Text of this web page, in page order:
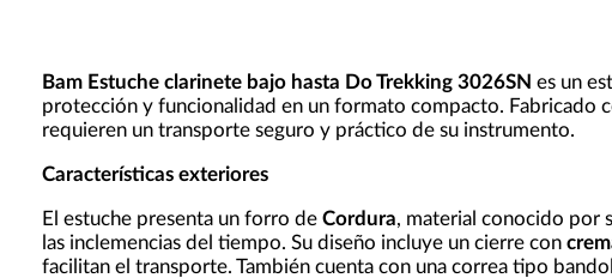
Bam Estuche clarinete bajo hasta Do Trekking 3026SN es un
protección y funcionalidad en un formato compacto. Fabricado
requieren un transporte seguro y práctico de su instrumento.
Características exteriores
El estuche presenta un forro de Cordura, material conocido por
las inclemencias del tiempo. Su diseño incluye un cierre con
facilitan el transporte. También cuenta con una correa tipo